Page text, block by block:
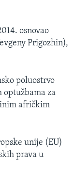
osnovao
Prigozhin),
poluostrvo
optužbama za
afričkim
unije (EU)
prava u